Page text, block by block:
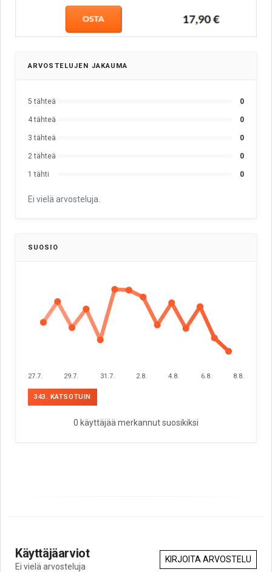
ARVOSTELUJEN JAKAUMA
5 tähteä 0
4 tähteä 0
3 tähteä 0
2 tähteä 0
1 tähti 0
Ei vielä arvosteluja.
SUOSIO
27.7. 29.7. 31.7. 2.8. 4.8. 6.8. 8.8.
343. KATSOTUIN
0 käyttäjää merkannut suosikiksi
Käyttäjäarviot
Ei vielä arvosteluja
KIRJOITA ARVOSTELU